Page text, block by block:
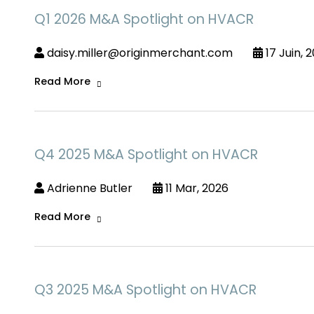
Q1 2026 M&A Spotlight on HVACR
daisy.miller@originmerchant.com 17 Juin,
Read More
Q4 2025 M&A Spotlight on HVACR
Adrienne Butler 11 Mar, 2026
Read More
Q3 2025 M&A Spotlight on HVACR